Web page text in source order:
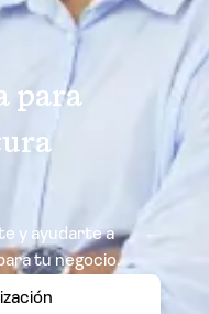
para
y ayudarte a
tu negocio.